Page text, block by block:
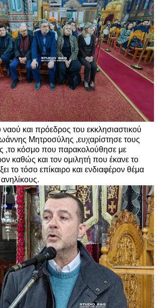
και πρόεδρος του εκκλησιαστικού
Μητροσύλης ,ευχαρίστησε τους
,το κόσμο που παρακολούθησε με
καθώς και τον ομιλητή που έκανε το
το τόσο επίκαιρο και ενδιαφέρον θέμα